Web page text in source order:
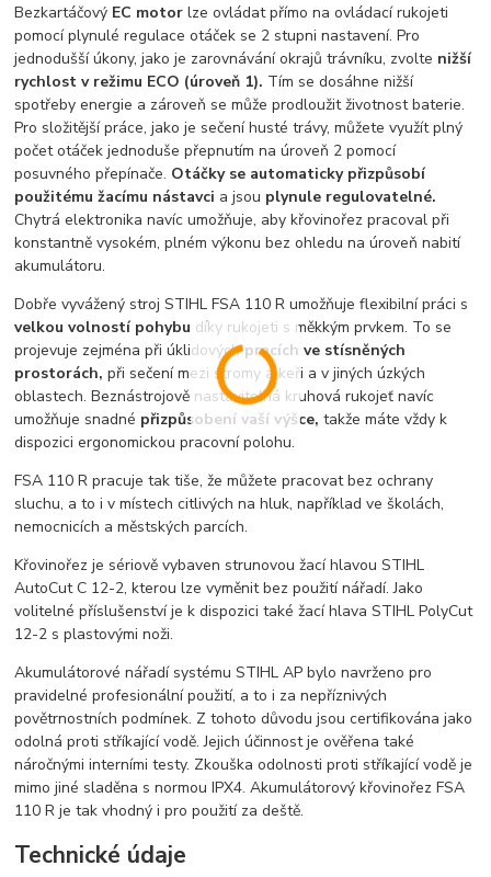
Bezkartáčový EC motor lze ovládat přímo na ovládací rukojeti
pomocí plynulé regulace otáček se 2 stupni nastavení. Pro
jednodušší úkony, jako je zarovnávání okrajů trávníku, zvolte nižší
rychlost v režimu ECO (úroveň 1). Tím se dosáhne nižší
spotřeby energie a zároveň se může prodloužit životnost baterie.
Pro složitější práce, jako je sečení husté trávy, můžete využít plný
počet otáček jednoduše přepnutím na úroveň 2 pomocí
posuvného přepínače. Otáčky se automaticky přizpůsobí
použitému žacímu nástavci a jsou plynule regulovatelné.
Chytrá elektronika navíc umožňuje, aby křovinořez pracoval při
konstantně vysokém, plném výkonu bez ohledu na úroveň nabití
akumulátoru.
Dobře vyvážený stroj STIHL FSA 110 R umožňuje flexibilní práci s
velkou volností pohybu díky rukojeti s měkkým prvkem. To se
projevuje zejména při úklidovýchpracích ve stísněných
prostorách, při sečení mezi stromy a keři a v jiných úzkých
oblastech. Beznástrojově nastavitelná kruhová rukojeť navíc
umožňuje snadné přizpůsobení vaší výšce,takže máte vždy k
dispozici ergonomickou pracovní polohu.
FSA 110 R pracuje tak tiše, že můžete pracovat bez ochrany
sluchu, a to i v místech citlivých na hluk, například ve školách,
nemocnicích a městských parcích.
Křovinořez je sériově vybaven strunovou žací hlavou STIHL
AutoCut C 12-2, kterou lze vyměnit bez použití nářadí. Jako
volitelné příslušenství je k dispozici také žací hlava STIHL PolyCut
12-2 s plastovými noži.
Akumulátorové nářadí systému STIHL AP bylo navrženo pro
pravidelné profesionální použití, a to i za nepříznivých
povětrnostních podmínek. Z tohoto důvodu jsou certifikována jako
odolná proti stříkající vodě. Jejich účinnost je ověřena také
náročnými interními testy. Zkouška odolnosti proti stříkající vodě je
mimo jiné sladěna s normou IPX4. Akumulátorový křovinořez FSA
110 R je tak vhodný i pro použití za deště.
Technické údaje